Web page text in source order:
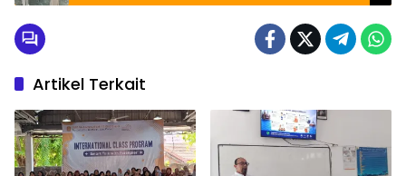
Artikel Terkait